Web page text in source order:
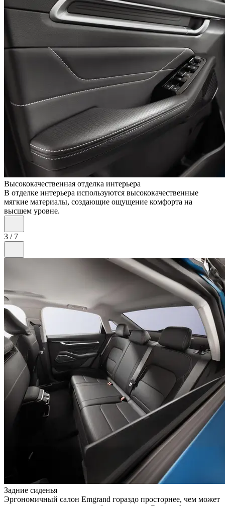
Высококачественная отделка интерьера
В отделке интерьера используются высококачественные
мягкие материалы, создающие ощущение комфорта на
высшем уровне.
3 / 7
Задние сиденья
Эргономичный салон Emgrand гораздо просторнее, чем может